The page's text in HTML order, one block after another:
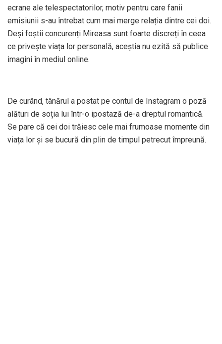
ecrane ale telespectatorilor, motiv pentru care fanii
emisiunii s-au întrebat cum mai merge relația dintre cei doi.
Deși foștii concurenți Mireasa sunt foarte discreți în ceea
ce privește viața lor personală, aceștia nu ezită să publice
imagini în mediul online.
De curând, tânărul a postat pe contul de Instagram o poză
alături de soția lui într-o ipostază de-a dreptul romantică.
Se pare că cei doi trăiesc cele mai frumoase momente din
viața lor și se bucură din plin de timpul petrecut împreună.